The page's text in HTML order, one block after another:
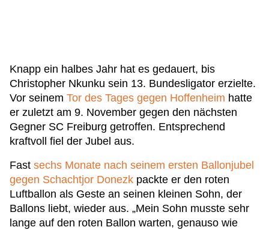
Knapp ein halbes Jahr hat es gedauert, bis
Christopher Nkunku sein 13. Bundesligator erzielte.
Vor seinem Tor des Tages gegen Hoffenheim hatte
er zuletzt am 9. November gegen den nächsten
Gegner SC Freiburg getroffen. Entsprechend
kraftvoll fiel der Jubel aus.
Fast sechs Monate nach seinem ersten Ballonjubel
gegen Schachtjor Donezk packte er den roten
Luftballon als Geste an seinen kleinen Sohn, der
Ballons liebt, wieder aus. „Mein Sohn musste sehr
lange auf den roten Ballon warten, genauso wie